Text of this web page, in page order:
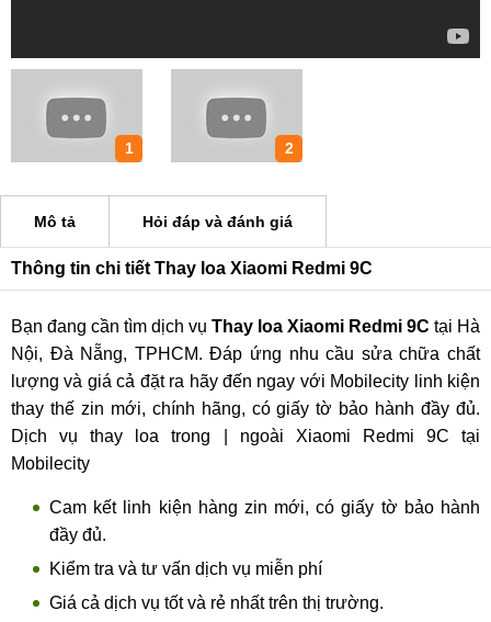
1 2
Mô tả Hỏi đáp và đánh giá
Thông tin chi tiết Thay loa Xiaomi Redmi 9C
Bạn đang cần tìm dịch vụ Thay loa Xiaomi Redmi 9C tại Hà
Nội, Đà Nẵng, TPHCM. Đáp ứng nhu cầu sửa chữa chất
lượng và giá cả đặt ra hãy đến ngay với Mobilecity linh kiện
thay thế zin mới, chính hãng, có giấy tờ bảo hành đầy đủ.
Dịch vụ thay loa trong | ngoài Xiaomi Redmi 9C tại
Mobilecity
Cam kết linh kiện hàng zin mới, có giấy tờ bảo hành
đầy đủ.
Kiểm tra và tư vấn dịch vụ miễn phí
Giá cả dịch vụ tốt và rẻ nhất trên thị trường.